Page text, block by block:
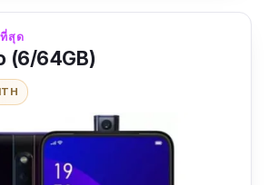
ลูกเล่นที่เค้าให้มา
ะ Rom 128 GB แม้ราคาถูก
บ Pop-Up เด้งขึ้นมาอัตโนมัติ
ที่สุด
(6/64GB)